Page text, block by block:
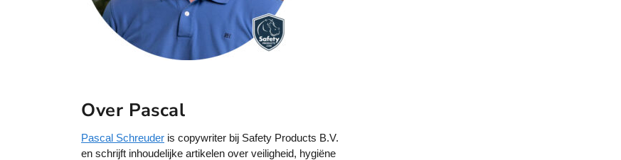
Over Pascal
Pascal Schreuder is copywriter bij Safety Products B.V.
en schrijft inhoudelijke artikelen over veiligheid, hygiëne